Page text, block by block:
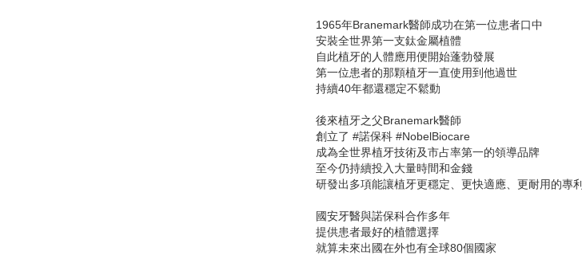
1965年Branemark醫師成功在第一位患者口中
安裝全世界第一支鈦金屬植體
自此植牙的人體應用便開始蓬勃發展
第一位患者的那顆植牙一直使用到他過世
持續40年都還穩定不鬆動
後來植牙之父Branemark醫師
創立了 #諾保科 #NobelBiocare
成為全世界植牙技術及市占率第一的領導品牌
至今仍持續投入大量時間和金錢
研發出多項能讓植牙更穩定、更快適應、更耐用的專利
國安牙醫與諾保科合作多年
提供患者最好的植體選擇
就算未來出國在外也有全球80個國家